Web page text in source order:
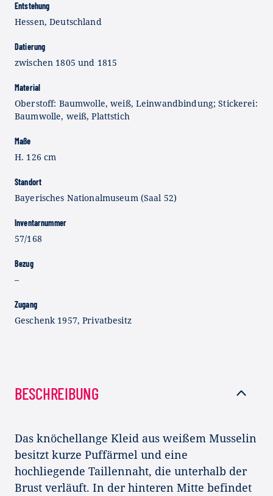
Entstehung
Hessen, Deutschland
Datierung
zwischen 1805 und 1815
Material
Oberstoff: Baumwolle, weiß, Leinwandbindung; Stickerei:
Baumwolle, weiß, Plattstich
Maße
H. 126 cm
Standort
Bayerisches Nationalmuseum (Saal 52)
Inventarnummer
57/168
Bezug
–
Zugang
Geschenk 1957, Privatbesitz
BESCHREIBUNG
Das knöchellange Kleid aus weißem Musselin
besitzt kurze Puffärmel und eine
hochliegende Taillennaht, die unterhalb der
Brust verläuft. In der hinteren Mitte befindet